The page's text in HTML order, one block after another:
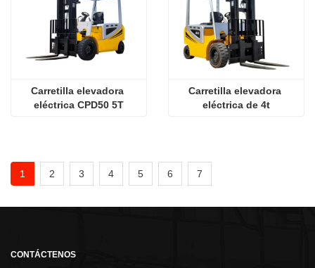
Carretilla elevadora
eléctrica CPD50 5T
Carretilla elevadora
eléctrica de 4t
1 2 3 4 5 6 7
CONTÁCTENOS